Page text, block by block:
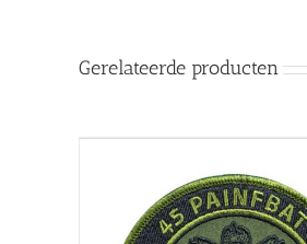
Gerelateerde producten